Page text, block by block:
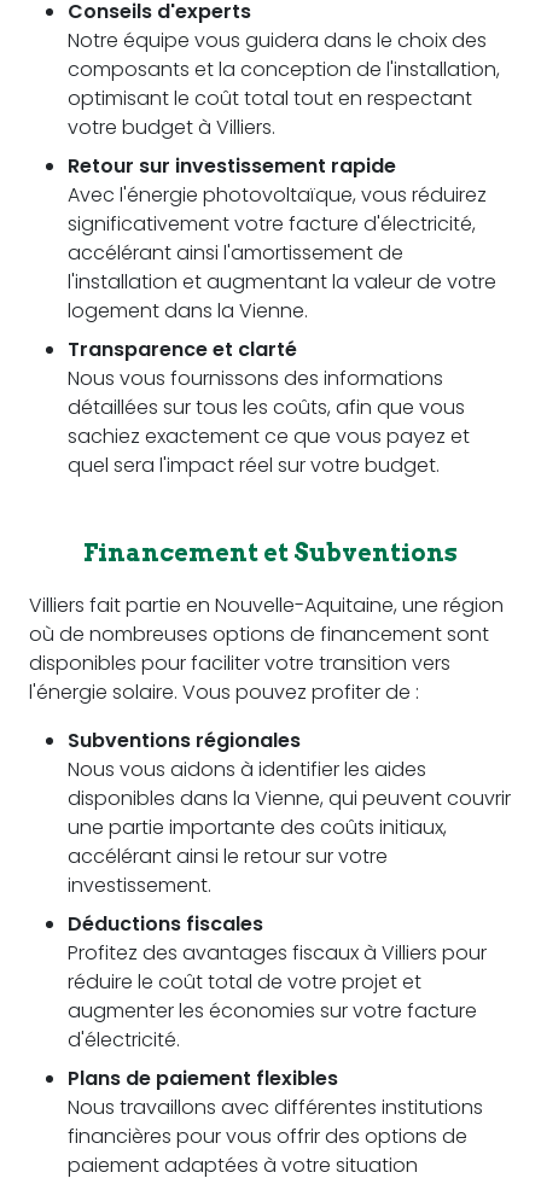
Conseils d'experts
Notre équipe vous guidera dans le choix des
composants et la conception de l'installation,
optimisant le coût total tout en respectant
votre budget à Villiers.
Retour sur investissement rapide
Avec l'énergie photovoltaïque, vous réduirez
significativement votre facture d'électricité,
accélérant ainsi l'amortissement de
l'installation et augmentant la valeur de votre
logement dans la Vienne.
Transparence et clarté
Nous vous fournissons des informations
détaillées sur tous les coûts, afin que vous
sachiez exactement ce que vous payez et
quel sera l'impact réel sur votre budget.
Financement et Subventions
Villiers fait partie en Nouvelle-Aquitaine, une région
où de nombreuses options de financement sont
disponibles pour faciliter votre transition vers
l'énergie solaire. Vous pouvez profiter de :
Subventions régionales
Nous vous aidons à identifier les aides
disponibles dans la Vienne, qui peuvent couvrir
une partie importante des coûts initiaux,
accélérant ainsi le retour sur votre
investissement.
Déductions fiscales
Profitez des avantages fiscaux à Villiers pour
réduire le coût total de votre projet et
augmenter les économies sur votre facture
d'électricité.
Plans de paiement flexibles
Nous travaillons avec différentes institutions
financières pour vous offrir des options de
paiement adaptées à votre situation